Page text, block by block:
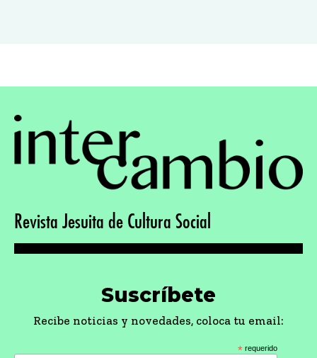
Revista Jesuita de Cultura Social
Suscríbete
Recibe noticias y novedades, coloca tu email:
* requerido